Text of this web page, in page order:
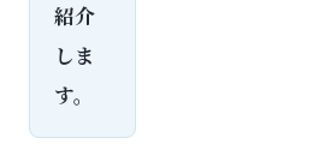
紹介
しま
す。